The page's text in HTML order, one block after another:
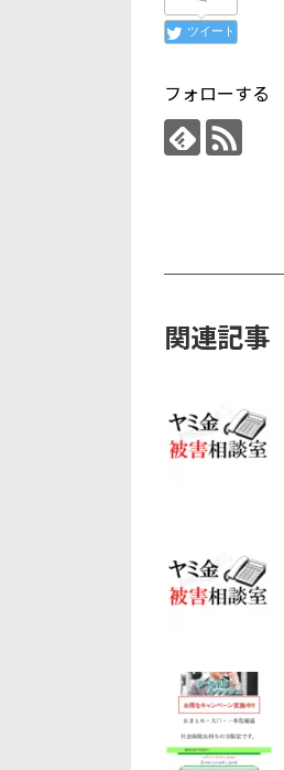
ツイート
フォローする
関連記事